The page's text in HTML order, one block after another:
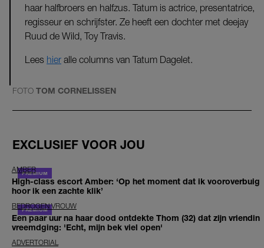
haar halfbroers en halfzus. Tatum is actrice, presentatrice,
regisseur en schrijfster. Ze heeft een dochter met deejay
Ruud de Wild, Toy Travis.
Lees hier alle columns van Tatum Dagelet.
FOTO TOM CORNELISSEN
EXCLUSIEF VOOR JOU
AMBER
High-class escort Amber: ‘Op het moment dat ik vooroverbuig
hoor ik een zachte klik’
BEDROGEN VROUW
Een paar uur na haar dood ontdekte Thom (32) dat zijn vriendin
vreemdging: 'Echt, mijn bek viel open'
ADVERTORIAL